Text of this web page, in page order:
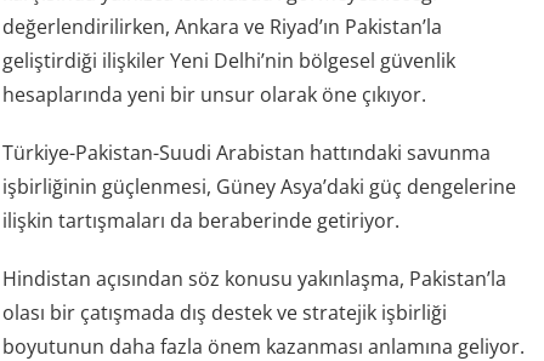
değerlendirilirken, Ankara ve Riyad’ın Pakistan’la
geliştirdiği ilişkiler Yeni Delhi’nin bölgesel güvenlik
hesaplarında yeni bir unsur olarak öne çıkıyor.
Türkiye-Pakistan-Suudi Arabistan hattındaki savunma
işbirliğinin güçlenmesi, Güney Asya’daki güç dengelerine
ilişkin tartışmaları da beraberinde getiriyor.
Hindistan açısından söz konusu yakınlaşma, Pakistan’la
olası bir çatışmada dış destek ve stratejik işbirliği
boyutunun daha fazla önem kazanması anlamına geliyor.